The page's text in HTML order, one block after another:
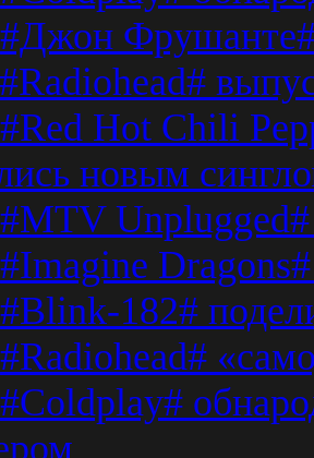
#Джон
#Radiohead#
#Red Hot Chili
новым
#MTV Unplugged#
#Imagine
#Blink-182#
#Radiohead#
#Coldplay#